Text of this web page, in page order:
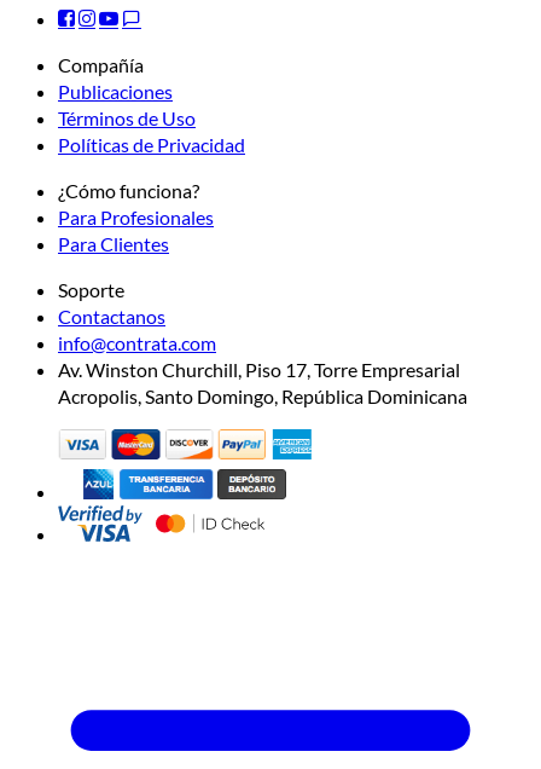
Compañía
Publicaciones
Términos de Uso
Políticas de Privacidad
¿Cómo funciona?
Para Profesionales
Para Clientes
Soporte
Contactanos
info@contrata.com
Av. Winston Churchill, Piso 17, Torre Empresarial
Acropolis, Santo Domingo, República Dominicana